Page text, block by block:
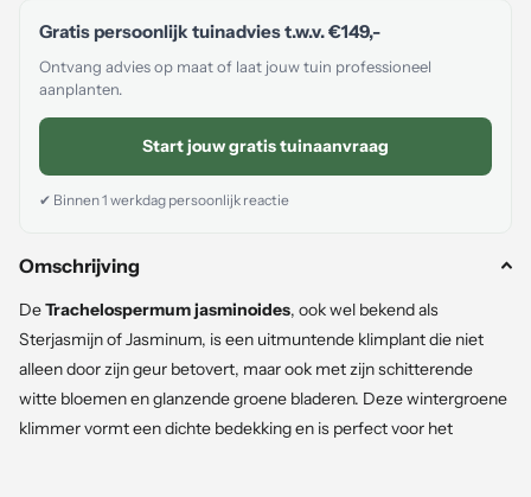
Gratis persoonlijk tuinadvies t.w.v.€149,-
Ontvang advies op maat of laat jouw tuin professioneel
aanplanten.
Start jouw gratis tuinaanvraag
✔ Binnen 1 werkdag persoonlijk reactie
Omschrijving
DeTrachelospermum jasminoides, ook wel bekend als
Sterjasmijn of Jasminum, is een uitmuntende klimplant die niet
alleen door zijn geur betovert, maar ook met zijn schitterende
witte bloemen en glanzende groene bladeren. Deze wintergroene
klimmer vormt een dichte bedekking en is perfect voor het